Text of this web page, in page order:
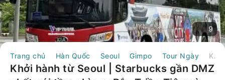
9
Trang chủ Hàn Quốc Seoul Gimpo Tour Ngày Khởi hành từ Seoul | Starbucks gần DMZ nhất với tầm nhìn ra Bắc Triều Tiên và Cầu treo
Khởi hành từ Seoul | Starbucks gần DMZ